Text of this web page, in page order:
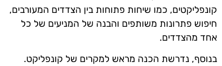
קונפליקטים, כמו שיחות פתוחות בין הצדדים המעורבים,
חיפוש פתרונות משותפים והבנה של המניעים של כל
אחד מהצדדים.
בנוסף, נדרשת הכנה מראש למקרים של קונפליקט.